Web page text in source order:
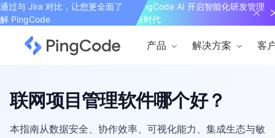
通过与 Jira 对比，让您更全面了
解 PingCode
PingCode AI 开启智能化研发管理
新时代
产品 解决方案 客
联网项目管理软件哪个好？
本指南从数据安全、协作效率、可视化能力、集成生态与敏